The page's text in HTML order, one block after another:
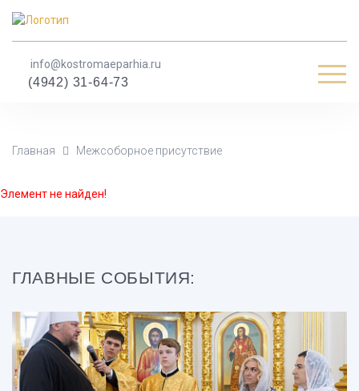
info@kostromaeparhia.ru
(4942) 31-64-73
Главная Межсоборное присутствие
Элемент не найден!
ГЛАВНЫЕ СОБЫТИЯ: